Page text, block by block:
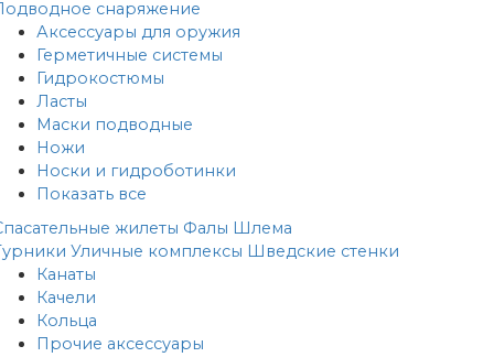
снаряжение
Аксессуары для оружия
Герметичные системы
Гидрокостюмы
Ласты
Маски подводные
Ножи
Носки и гидроботинки
Показать все
жилеты Фалы Шлема
Уличные комплексы Шведские стенки
Канаты
Качели
Кольца
Прочие аксессуары